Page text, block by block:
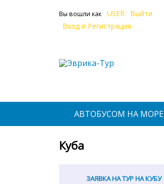
Вы вошли как USER
Выйти
Вход и Регистрация
АВТОБУСОМ НА МОРЕ
Куба
ЗАЯВКА НА ТУР НА КУБУ